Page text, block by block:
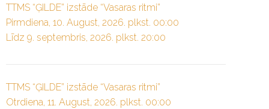
TTMS “ĢILDE” izstāde “Vasaras ritmi”
Pirmdiena, 10. August, 2026. plkst. 00:00
Līdz 9. septembris, 2026. plkst. 20:00
TTMS “ĢILDE” izstāde “Vasaras ritmi”
Otrdiena, 11. August, 2026. plkst. 00:00